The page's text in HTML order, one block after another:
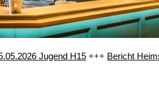
Jugend H15+++Bericht